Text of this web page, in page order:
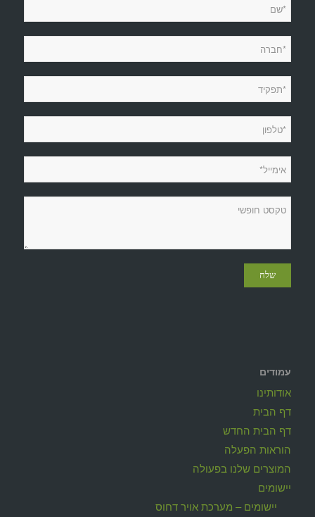
עמודים
אודותינו
דף הבית
דף הבית החדש
הוראות הפעלה
המוצרים שלנו בפעולה
יישומים
יישומים – מערכת אויר דחוס